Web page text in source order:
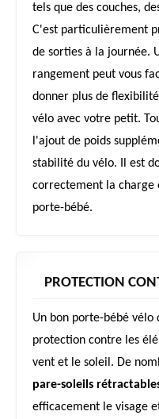
tels que des couches,
C'est particulièrement
de sorties à la journée.
rangement peut vous
donner plus de
vélo avec votre petit.
l'ajout de poids
stabilité du vélo. Il est
correctement la charge
porte-bébé.
PROTECTION
Un bon porte-bébé
protection contre les
vent et le soleil. De
pare-soleils
efficacement le visage